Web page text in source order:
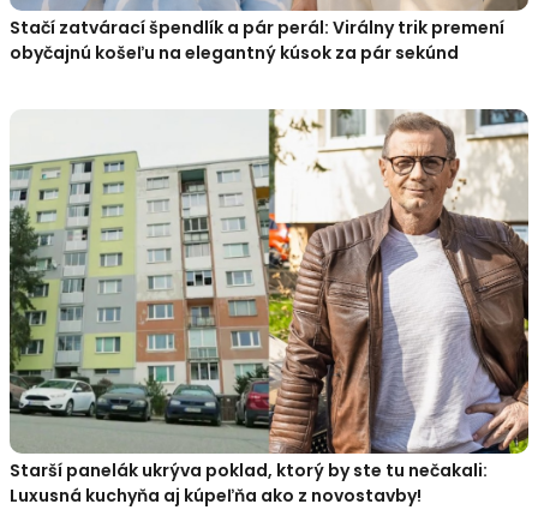
Stačí zatvárací špendlík a pár perál: Virálny trik premení
obyčajnú košeľu na elegantný kúsok za pár sekúnd
Starší panelák ukrýva poklad, ktorý by ste tu nečakali:
Luxusná kuchyňa aj kúpeľňa ako z novostavby!